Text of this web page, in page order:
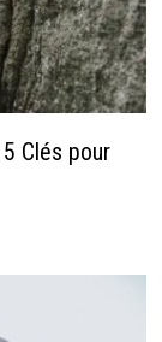
Clés pour